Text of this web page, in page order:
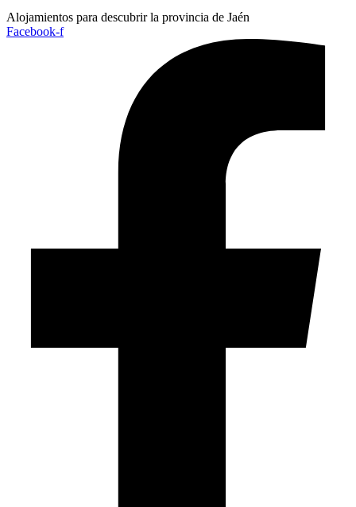
Alojamientos para descubrir la provincia de Jaén
Facebook-f